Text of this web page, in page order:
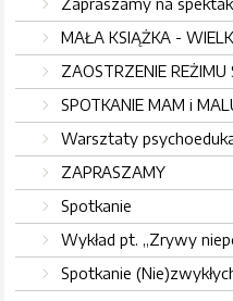
Zapraszamy na
MAŁA KSIĄŻKA -
ZAOSTRZENIE REŻIMU
SPOTKANIE MAM i
Warsztaty
ZAPRASZAMY
Spotkanie
Wykład pt. „Zrywy
Spotkanie